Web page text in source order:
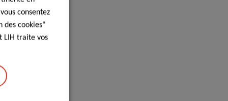
consentez
des cookies"
LIH traite vos